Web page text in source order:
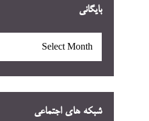
بایگانی
شبکه های اجتماعی